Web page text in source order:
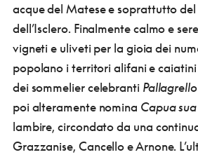
acque del Matese e soprattutto
dell’Isclero. Finalmente calmo e
vigneti e uliveti per la gioia dei
popolano i territori alifani e
dei sommelier celebranti
poi alteramente nomina Capua
lambire, circondato da una
Grazzanise, Cancello e Arnone.